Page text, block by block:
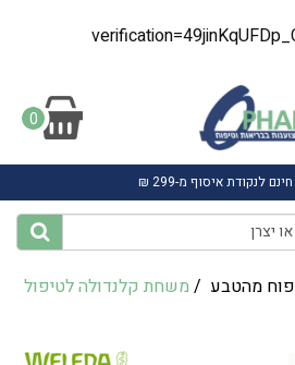
0
לנקודת איסוף מ-299 ₪
מהטבע / משחת קלנדולה לטיפול